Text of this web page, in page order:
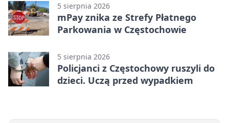
5 sierpnia 2026
mPay znika ze Strefy Płatnego
Parkowania w Częstochowie
5 sierpnia 2026
Policjanci z Częstochowy ruszyli do
dzieci. Uczą przed wypadkiem